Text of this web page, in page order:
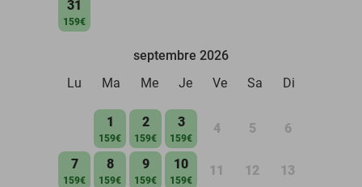
31
159€
septembre 2026
Lu
Ma Me Je Ve Sa Di
1
159€
2
159€
3
159€
4 5 6
7
159€
8
159€
9
159€
10
159€
11 12 13